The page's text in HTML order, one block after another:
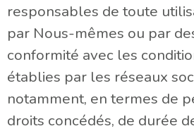
responsables de toute
par Nous-mêmes ou par
conformité avec les
établies par les réseaux
notamment, en termes de
droits concédés, de durée